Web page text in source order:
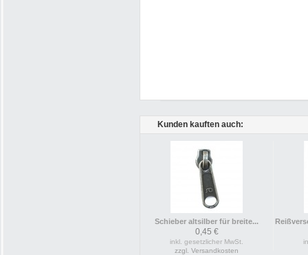
Kunden kauften auch:
Schieber altsilber für breite...
0,45 €
inkl. gesetzlicher MwSt.
zzgl. Versandkosten